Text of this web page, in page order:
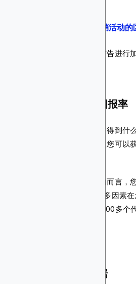
用于 Web3 营销活动
让我们深入了解使用区块链广告进行
可衡量的结果和投资回报率
如果你不知道会从营销工作中得到什
意义何在？使用区块链广告，您可以
而且你知道哪个更好吗？平均而言，
达营销预算的6倍。当然，许多因素
着作用。但是，2023年超过200多个
覆盖面和人口统计数据